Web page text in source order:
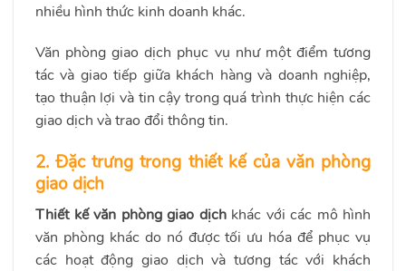
nhiều hình thức kinh doanh khác.
Văn phòng giao dịch phục vụ như một điểm tương
tác và giao tiếp giữa khách hàng và doanh nghiệp,
tạo thuận lợi và tin cậy trong quá trình thực hiện các
giao dịch và trao đổi thông tin.
2. Đặc trưng trong thiết kế của văn phòng
giao dịch
Thiết kế văn phòng giao dịchkhác với các mô hình
văn phòng khác do nó được tối ưu hóa để phục vụ
các hoạt động giao dịch và tương tác với khách